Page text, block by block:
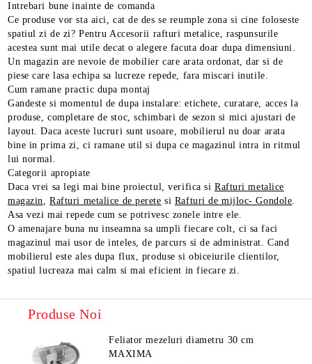
Intrebari bune inainte de comanda
Ce produse vor sta aici, cat de des se reumple zona si cine foloseste
spatiul zi de zi? Pentru Accesorii rafturi metalice, raspunsurile
acestea sunt mai utile decat o alegere facuta doar dupa dimensiuni.
Un magazin are nevoie de mobilier care arata ordonat, dar si de
piese care lasa echipa sa lucreze repede, fara miscari inutile.
Cum ramane practic dupa montaj
Gandeste si momentul de dupa instalare: etichete, curatare, acces la
produse, completare de stoc, schimbari de sezon si mici ajustari de
layout. Daca aceste lucruri sunt usoare, mobilierul nu doar arata
bine in prima zi, ci ramane util si dupa ce magazinul intra in ritmul
lui normal.
Categorii apropiate
Daca vrei sa legi mai bine proiectul, verifica si Rafturi metalice
magazin,Rafturi metalice de perete si Rafturi de mijloc- Gondole.
Asa vezi mai repede cum se potrivesc zonele intre ele.
O amenajare buna nu inseamna sa umpli fiecare colt, ci sa faci
magazinul mai usor de inteles, de parcurs si de administrat. Cand
mobilierul este ales dupa flux, produse si obiceiurile clientilor,
spatiul lucreaza mai calm si mai eficient in fiecare zi.
Produse Noi
Feliator mezeluri diametru 30 cm
MAXIMA